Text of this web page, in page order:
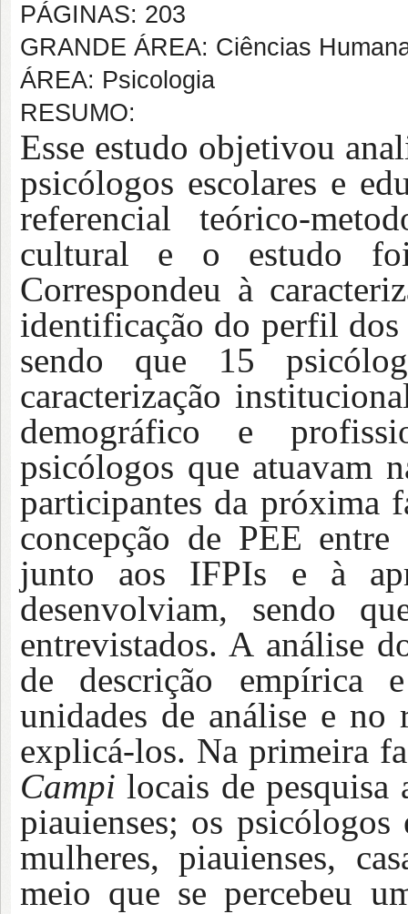
PÁGINAS: 203
GRANDE ÁREA: Ciências
ÁREA: Psicologia
RESUMO:
Esse estudo objetivou
psicólogos escolares e
referencial teórico-
cultural e o estudo
Correspondeu à
identificação do perfil
sendo que 15
caracterização
demográfico e
psicólogos que atuavam
participantes da próxima
concepção de PEE entre
junto aos IFPIs e à
desenvolviam, sendo
entrevistados. A análise
de descrição empírica
unidades de análise e no
explicá-los. Na primeira
Campilocais de pesquisa
piauienses; os psicólogos
mulheres, piauienses,
meio que se percebeu